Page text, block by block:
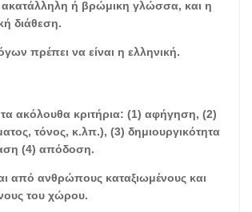
ακατάλληλη ή βρώμικη γλώσσα, και η
διάθεση.
πρέπει να είναι η ελληνική.
ακόλουθα κριτήρια: (1) αφήγηση, (2)
τόνος, κ.λπ.), (3) δημιουργικότητα
(4) απόδοση.
από ανθρώπους καταξιωμένους και
του χώρου.